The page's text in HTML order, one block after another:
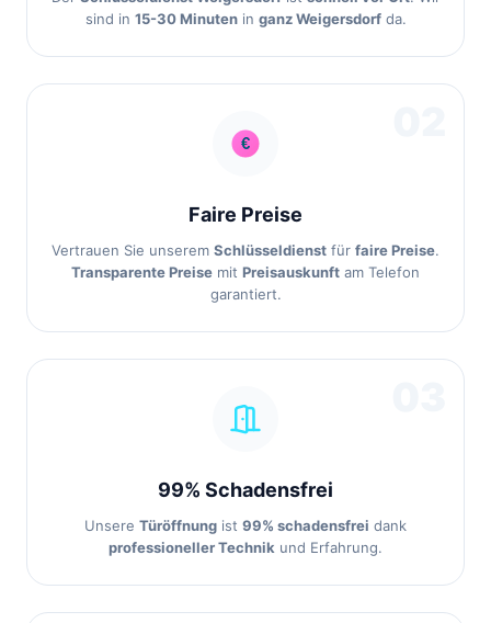
sind in 15-30 Minutenin ganz Weigersdorfda.
Faire Preise
Vertrauen Sie unserem Schlüsseldienst für faire Preise.
Transparente Preise mit Preisauskunft am Telefon
garantiert.
99% Schadensfrei
Unsere Türöffnung ist 99% schadensfrei dank
professioneller Technik und Erfahrung.